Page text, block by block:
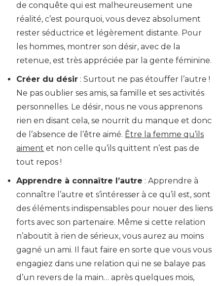
de conquête qui est malheureusement une
réalité, c’est pourquoi, vous devez absolument
rester séductrice et légèrement distante. Pour
les hommes, montrer son désir, avec de la
retenue, est très appréciée par la gente féminine.
Créer du désir : Surtout ne pas étouffer l’autre !
Ne pas oublier ses amis, sa famille et ses activités
personnelles. Le désir, nous ne vous apprenons
rien en disant cela, se nourrit du manque et donc
de l’absence de l’être aimé. Être la femme qu’ils
aiment et non celle qu’ils quittent n’est pas de
tout repos !
Apprendre à connaître l’autre : Apprendre à
connaître l’autre et s’intéresser à ce qu’il est, sont
des éléments indispensables pour nouer des liens
forts avec son partenaire. Même si cette relation
n’aboutit à rien de sérieux, vous aurez au moins
gagné un ami. Il faut faire en sorte que vous vous
engagiez dans une relation qui ne se balaye pas
d’un revers de la main… après quelques mois,